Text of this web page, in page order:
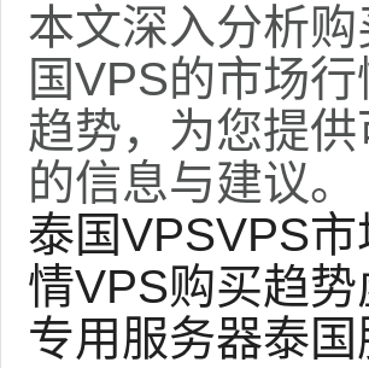
本文深入分析购
国VPS的市场行
趋势，为您提供
的信息与建议。
泰国VPSVPS市
情VPS购买趋势
专用服务器泰国